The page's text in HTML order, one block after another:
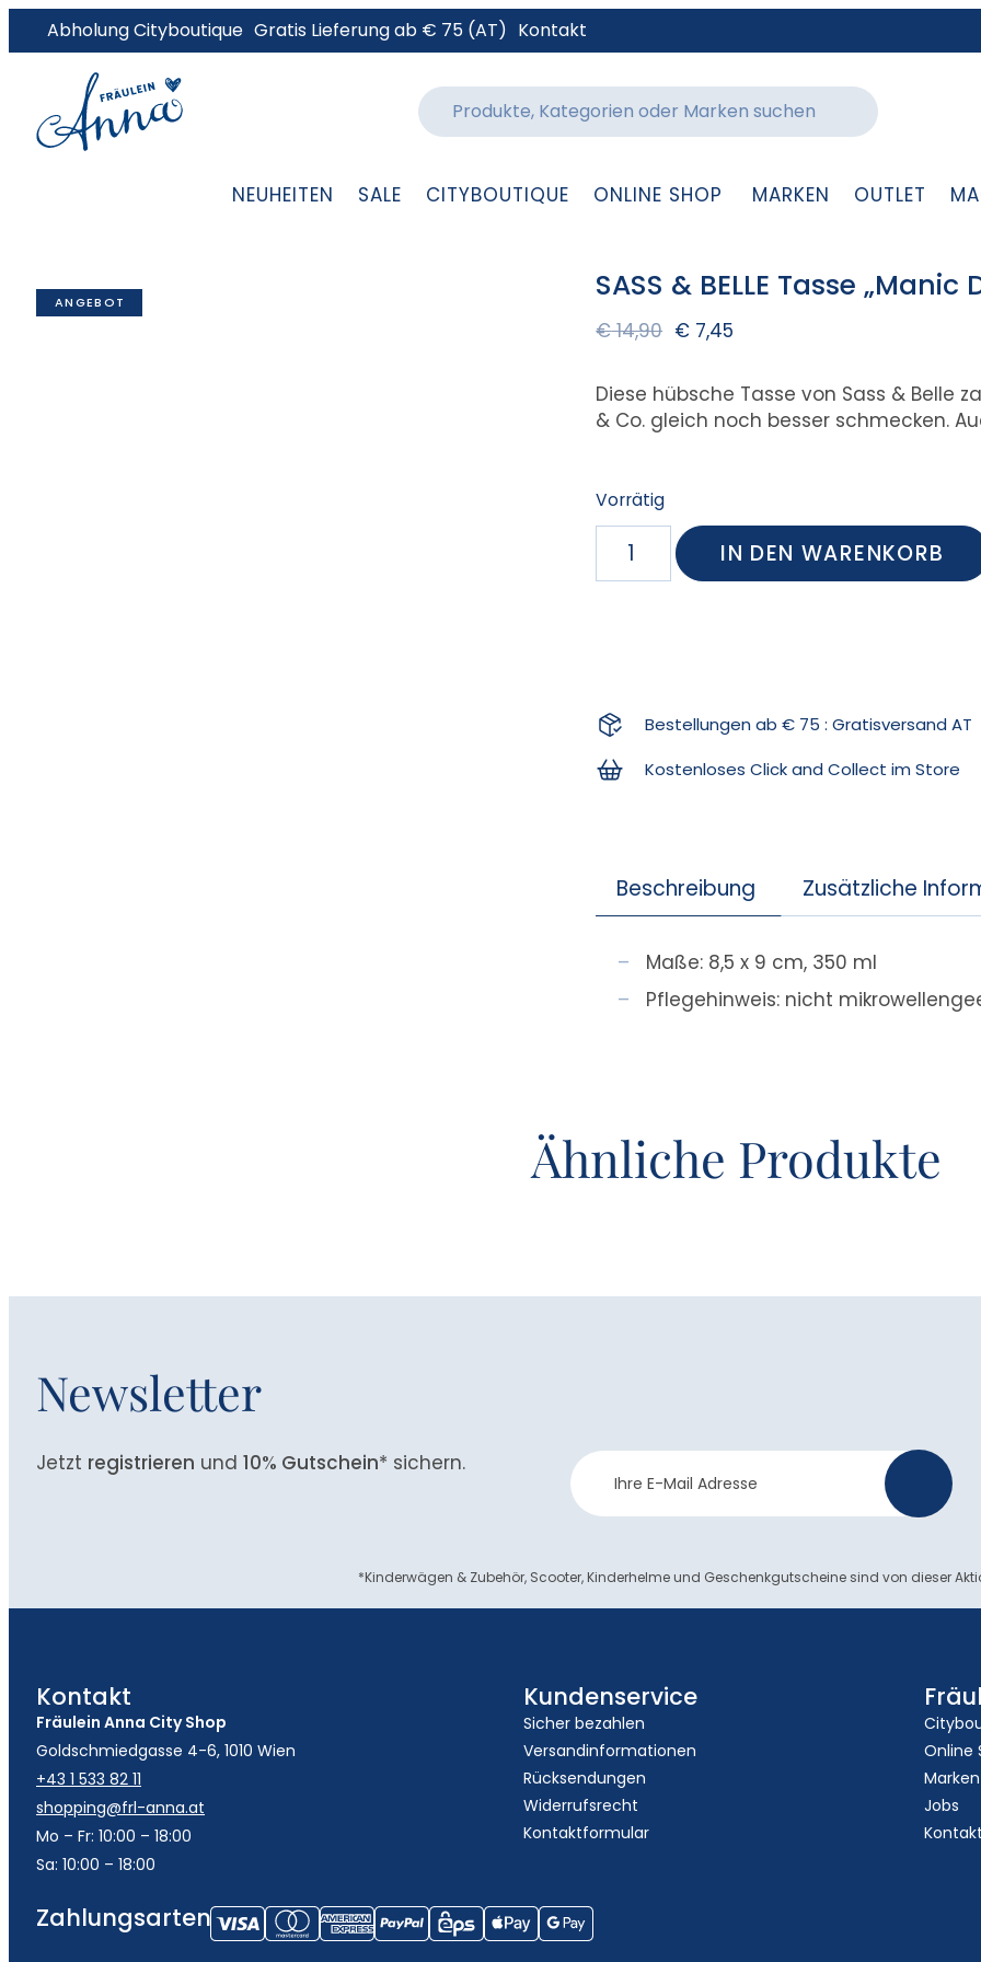
Abholung Cityboutique Gratis Lieferung ab € 75 (AT) Kontakt
NEUHEITEN SALE CITYBOUTIQUE ONLINE SHOP MARKEN OUTLET
ANGEBOT SASS & BELLE Tasse „Manic
€14,90 € 7,45
Diese hübsche Tasse von Sass & Belle
& Co. gleich noch besser schmecken.
Vorrätig
IN DEN WARENKORB
Bestellungen ab € 75 : Gratisversand AT
Kostenloses Click and Collect im Store
Beschreibung Zusätzliche
Maße: 8,5 x 9 cm, 350 ml
Pflegehinweis: nicht
Ähnliche Produkte
Newsletter
Jetzt registrieren und 10% Gutschein* sichern.
Newsletter
Anmeldung
*Kinderwägen & Zubehör, Scooter, Kinderhelme und Geschenkgutscheine sind von dieser
Kontakt
Fräulein Anna City Shop
Goldschmiedgasse 4-6, 1010 Wien
+43 1 533 82 11
shopping@frl-anna.at
Mo – Fr: 10:00 – 18:00
Sa: 10:00 – 18:00
Kundenservice
Sicher bezahlen
Versandinformationen
Rücksendungen
Widerrufsrecht
Kontaktformular
Online
Marken
Jobs
Kontakt
Zahlungsarten